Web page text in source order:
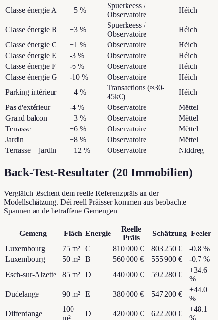
Classe énergie A +5 %
Spuerkeess /
Observatoire
Héich
Classe énergie B +3 %
Spuerkeess /
Observatoire
Héich
Classe énergie C
+1 % Observatoire
Héich
Classe énergie E
-3 % Observatoire
Héich
Classe énergie F
-6 % Observatoire
Héich
Classe énergie G
-10 % Observatoire
Héich
Parking intérieur
+4 %
Transactions (≈30-
45k€)
Héich
Pas d'extérieur
-4 % Observatoire
Mëttel
Grand balcon
+3 % Observatoire
Mëttel
Terrasse
+6 % Observatoire
Mëttel
Jardin
+8 % Observatoire
Mëttel
Terrasse + jardin
+12 % Observatoire Niddreg
Back-Test-Resultater (20 Immobilien)
Vergläich tëschent dem reelle Referenzpräis an der
Modellschätzung. Déi reell Präisser kommen aus beobachte
Spannen an de betraffene Gemengen.
Gemeng Fläch Energie
Reelle
Präis
Schätzung Feeler
Luxembourg
75 m² C 810 000 € 803 250 € -0.8 %
Luxembourg
50 m² B 560 000 € 555 900 € -0.7 %
Esch-sur-Alzette
85 m² D 440 000 € 592 280 €
+34.6
%
Dudelange
90 m² E 380 000 € 547 200 €
+44.0
%
Differdange
100
m²
D 420 000 € 622 200 €
+48.1
%